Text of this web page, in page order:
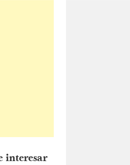
interesar